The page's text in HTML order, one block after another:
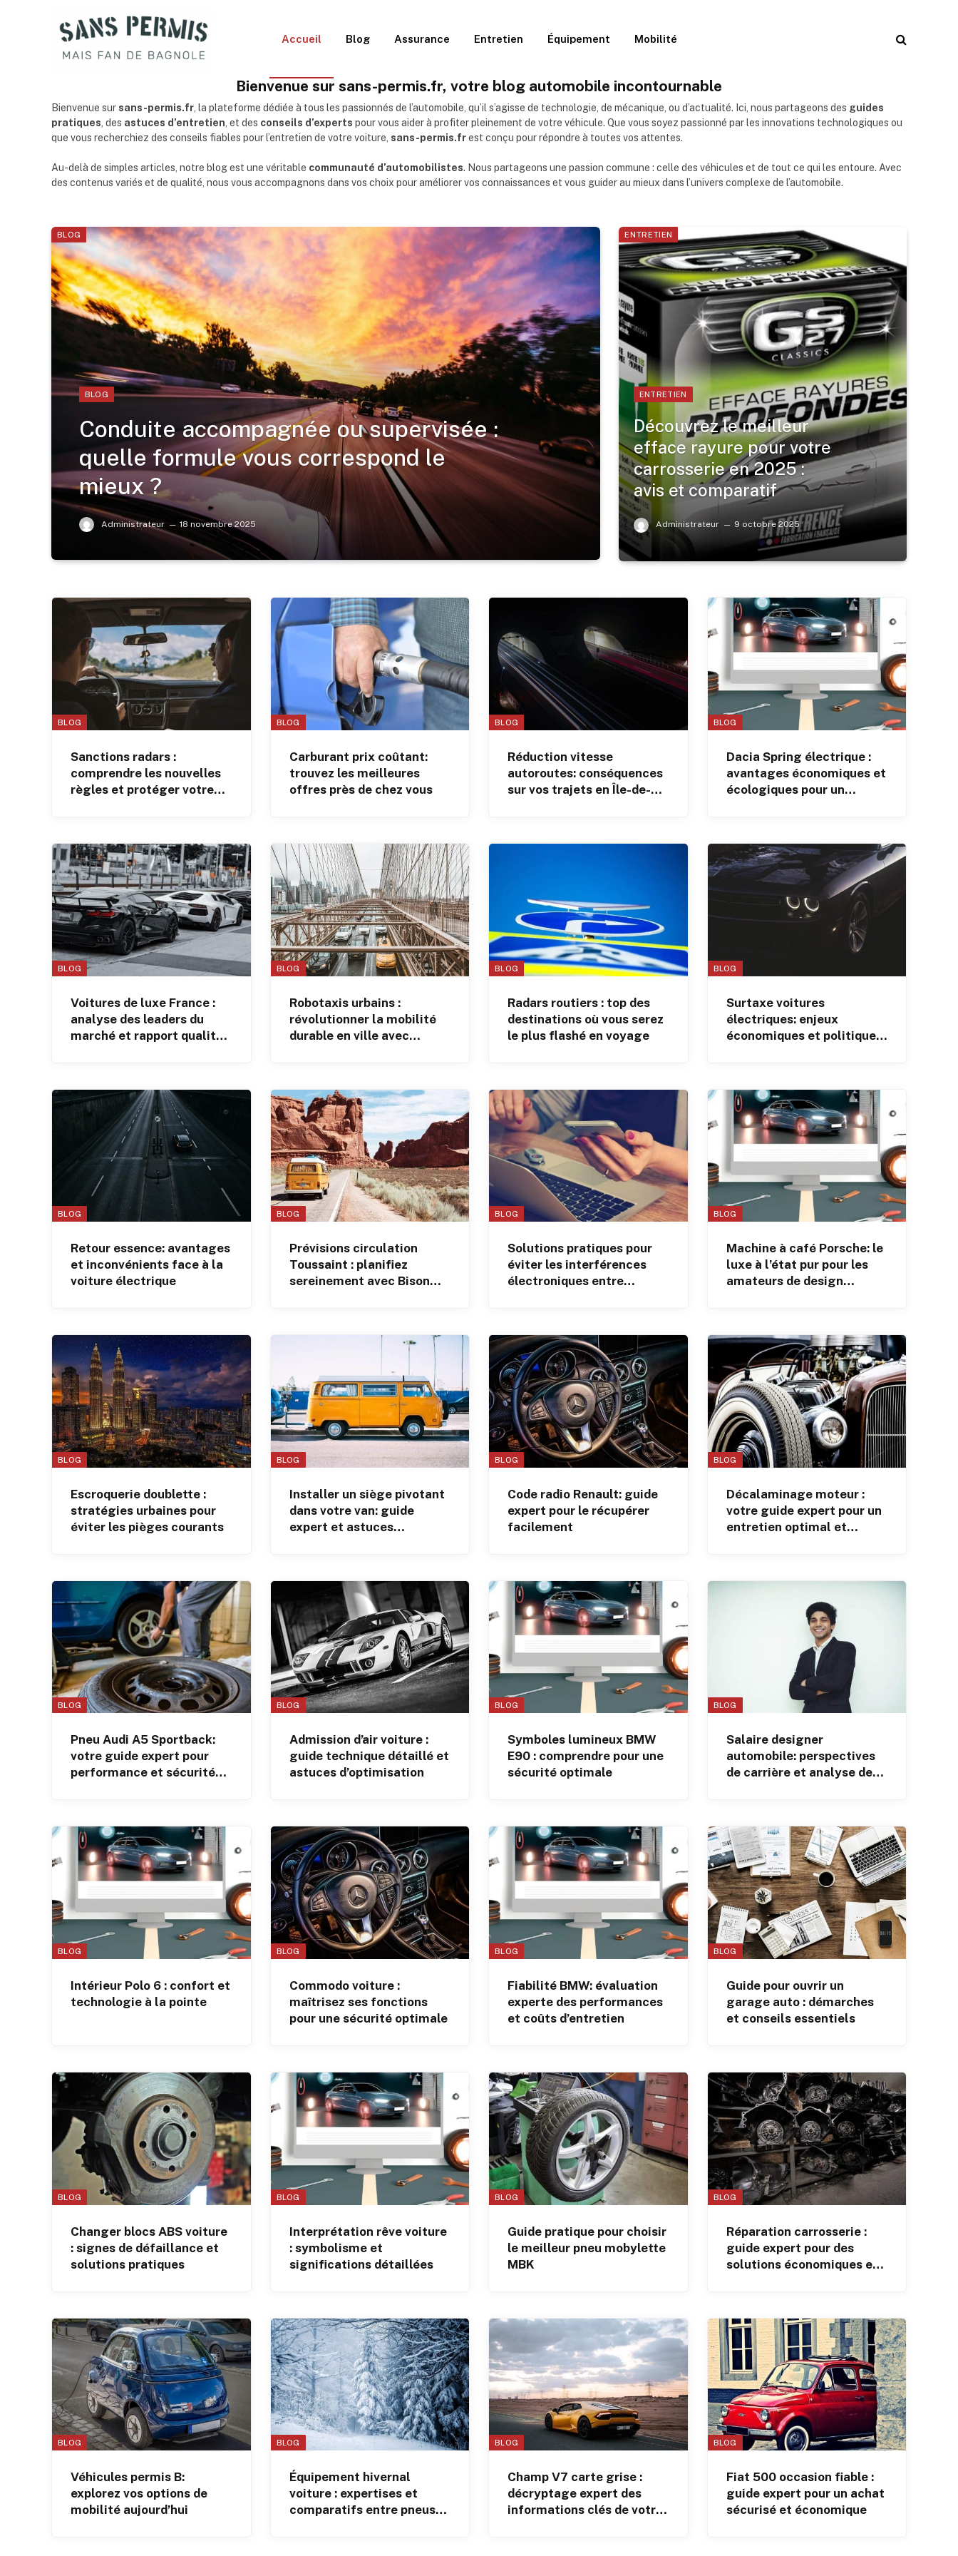
Accueil Blog Assurance Entretien Équipement Mobilité
Bienvenue sur sans-permis.fr, votre blog automobile incontournable
Bienvenue sur sans-permis.fr , la plateforme dédiée à tous les passionnés de l’automobile, qu’il s’agisse de technologie, de mécanique, ou d’actualité. Ici, nous partageons des guides
pratiques , des astuces d’entretien , et des conseils d’experts pour vous aider à profiter pleinement de votre véhicule. Que vous soyez passionné par les innovations technologiques ou
que vous recherchiez des conseils fiables pour l’entretien de votre voiture, sans-permis.frest conçu pour répondre à toutes vos attentes.
Au-delà de simples articles, notre blog est une véritable communauté d’automobilistes. Nous partageons une passion commune : celle des véhicules et de tout ce qui les entoure. Avec
des contenus variés et de qualité, nous vous accompagnons dans vos choix pour améliorer vos connaissances et vous guider au mieux dans l’univers complexe de l’automobile.
BLOG
BLOG
Conduite accompagnée ou supervisée :
quelle formule vous correspond le
mieux ?
Administrateur 18 novembre 2025
ENTRETIEN
ENTRETIEN
Découvrez le meilleur
efface rayure pour votre
carrosserie en 2025 :
avis et comparatif
Administrateur 9 octobre 2025
BLOG
Sanctions radars :
comprendre les nouvelles
règles et protéger votre
BLOG
Carburant prix coûtant:
trouvez les meilleures
offres près de chez vous
BLOG
Réduction vitesse
autoroutes: conséquences
sur vos trajets en Île-de-
BLOG
Dacia Spring électrique :
avantages économiques et
écologiques pour un
BLOG
Voitures de luxe France :
analyse des leaders du
marché et rapport qualité-
BLOG
Robotaxis urbains :
révolutionner la mobilité
durable en ville avec
BLOG
Radars routiers : top des
destinations où vous serez
le plus flashé en voyage
BLOG
Surtaxe voitures
électriques: enjeux
économiques et politiques
BLOG
Retour essence: avantages
et inconvénients face à la
voiture électrique
BLOG
Prévisions circulation
Toussaint : planifiez
sereinement avec Bison
BLOG
Solutions pratiques pour
éviter les interférences
électroniques entre
BLOG
Machine à café Porsche: le
luxe à l’état pur pour les
amateurs de design
BLOG
Escroquerie doublette :
stratégies urbaines pour
éviter les pièges courants
BLOG
Installer un siège pivotant
dans votre van: guide
expert et astuces
BLOG
Code radio Renault: guide
expert pour le récupérer
facilement
BLOG
Décalaminage moteur :
votre guide expert pour un
entretien optimal et
BLOG
Pneu Audi A5 Sportback:
votre guide expert pour
performance et sécurité
BLOG
Admission d’air voiture :
guide technique détaillé et
astuces d’optimisation
BLOG
Symboles lumineux BMW
E90 : comprendre pour une
sécurité optimale
BLOG
Salaire designer
automobile: perspectives
de carrière et analyse des
BLOG
Intérieur Polo 6 : confort et
technologie à la pointe
BLOG
Commodo voiture :
maîtrisez ses fonctions
pour une sécurité optimale
BLOG
Fiabilité BMW: évaluation
experte des performances
et coûts d’entretien
BLOG
Guide pour ouvrir un
garage auto : démarches
et conseils essentiels
BLOG
Changer blocs ABS voiture
: signes de défaillance et
solutions pratiques
BLOG
Interprétation rêve voiture
: symbolisme et
significations détaillées
BLOG
Guide pratique pour choisir
le meilleur pneu mobylette
MBK
BLOG
Réparation carrosserie :
guide expert pour des
solutions économiques et
BLOG
Véhicules permis B:
explorez vos options de
mobilité aujourd’hui
BLOG
Équipement hivernal
voiture : expertises et
comparatifs entre pneus
BLOG
Champ V7 carte grise :
décryptage expert des
informations clés de votre
BLOG
Fiat 500 occasion fiable :
guide expert pour un achat
sécurisé et économique